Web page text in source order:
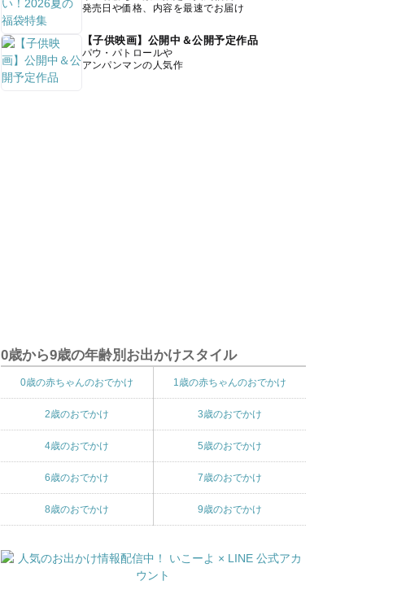
発売日や価格、内容を最速でお届け
【子供映画】公開中＆公開予定作品
パウ・パトロールや
アンパンマンの人気作
0歳から9歳の年齢別お出かけスタイル
0歳の赤ちゃんのおでかけ 1歳の赤ちゃんのおでかけ
2歳のおでかけ 3歳のおでかけ
4歳のおでかけ 5歳のおでかけ
6歳のおでかけ 7歳のおでかけ
8歳のおでかけ 9歳のおでかけ